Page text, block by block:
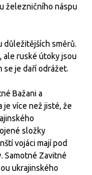
železničního náspu
důležitějších směrů.
ale ruské útoky jsou
se je daří odrážet.
Bažani a
je více než jisté, že
složky
vojáci mají pod
Samotné Zavitné
ukrajinského